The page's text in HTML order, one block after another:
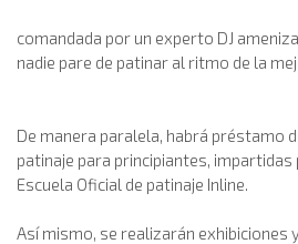
comandada por un experto DJ
nadie pare de patinar al ritmo de la
De manera paralela, habrá préstamo
patinaje para principiantes,
Escuela Oficial de patinaje Inline.
Así mismo, se realizarán exhibiciones